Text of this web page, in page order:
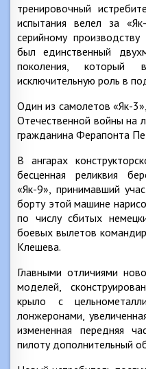
тренировочный
испытания велел за
серийному
был единственный
поколения,
исключительную роль в
Один из самолетов «Як-
Отечественной войны на
гражданина Ферапонта
В ангарах
бесценная реликвия
«Як-9», принимавший
борту этой машине
по числу сбитых
боевых вылетов
Клешева.
Главными отличиями
моделей,
крыло с
лонжеронами,
измененная передняя
пилоту дополнительный